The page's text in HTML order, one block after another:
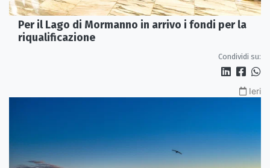
Per il Lago di Mormanno in arrivo i fondi per la
riqualificazione
Condividi su:
Ieri